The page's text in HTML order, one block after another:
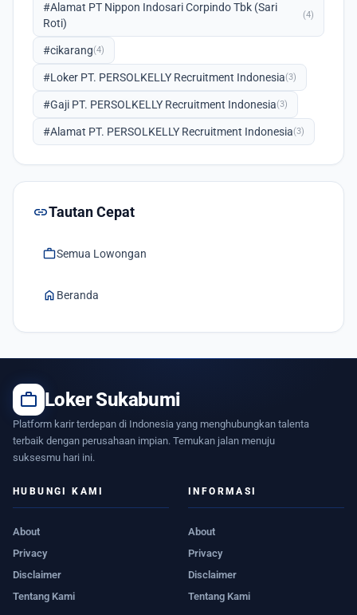
#Alamat PT Nippon Indosari Corpindo Tbk (Sari
Roti)
(4)
#cikarang(4)
#Loker PT. PERSOLKELLY Recruitment Indonesia(3)
#Gaji PT. PERSOLKELLY Recruitment Indonesia(3)
#Alamat PT. PERSOLKELLY Recruitment Indonesia(3)
linkTautan Cepat
workSemua Lowongan
home Beranda
work Loker Sukabumi
Platform karir terdepan di Indonesia yang menghubungkan talenta
terbaik dengan perusahaan impian. Temukan jalan menuju
suksesmu hari ini.
HUBUNGI KAMI
About
Privacy
Disclaimer
Tentang Kami
INFORMASI
About
Privacy
Disclaimer
Tentang Kami